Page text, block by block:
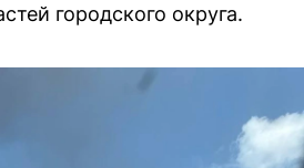
городского округа.